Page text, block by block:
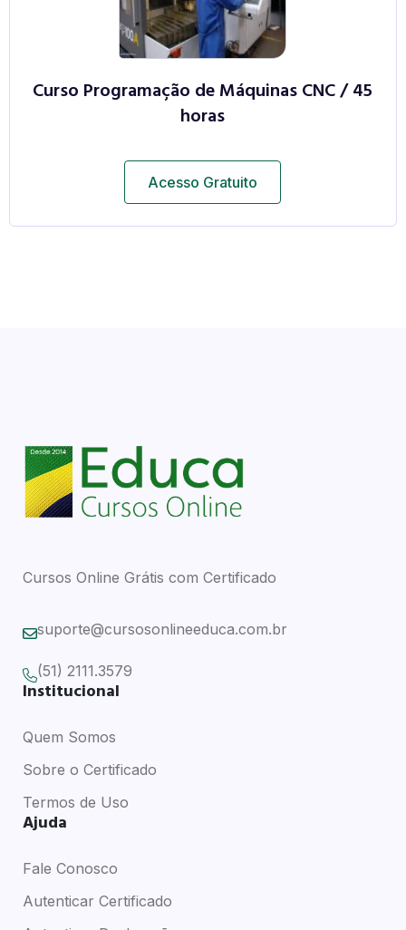
Curso Programação de Máquinas CNC / 45
horas
Acesso Gratuito
Cursos Online Grátis com Certificado
suporte@cursosonlineeduca.com.br
(51) 2111.3579
Institucional
Quem Somos
Sobre o Certificado
Termos de Uso
Ajuda
Fale Conosco
Autenticar Certificado